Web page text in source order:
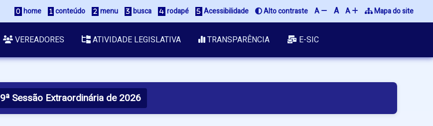
home conteúdo menu busca rodapé Acessibilidade Alto contraste A A A Mapa do site
VEREADORES ATIVIDADE LEGISLATIVA TRANSPARÊNCIA E-SIC
9ª Sessão Extraordinária de 2026